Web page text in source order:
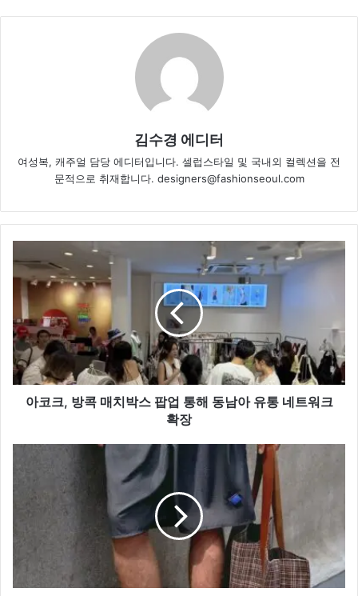
김수경 에디터
여성복, 캐주얼 담당 에디터입니다. 셀럽스타일 및 국내외 컬렉션을 전
문적으로 취재합니다. designers@fashionseoul.com
코
크,
방
콕
매
치
박
스
동
트
아코크, 방콕 매치박스 팝업 통해 동남아 유통 네트워크
확장
(KEEN),
어
랜
드